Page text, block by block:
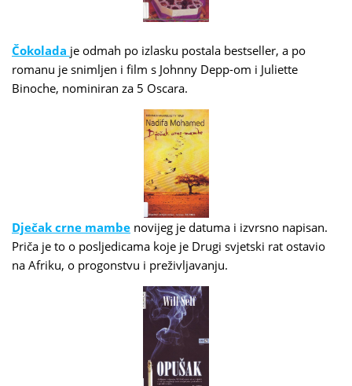
Čokolada je odmah po izlasku postala bestseller, a po
romanu je snimljen i film s Johnny Depp-om i Juliette
Binoche, nominiran za 5 Oscara.
Dječak crne mambe novijeg je datuma i izvrsno napisan.
Priča je to o posljedicama koje je Drugi svjetski rat ostavio
na Afriku, o progonstvu i preživljavanju.